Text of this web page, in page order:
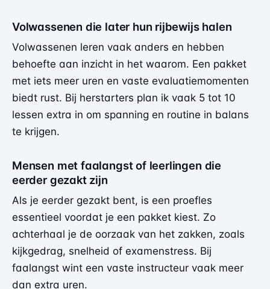
Volwassenen die later hun rijbewijs halen
Volwassenen leren vaak anders en hebben
behoefte aan inzicht in het waarom. Een pakket
met iets meer uren en vaste evaluatiemomenten
biedt rust. Bij herstarters plan ik vaak 5 tot 10
lessen extra in om spanning en routine in balans
te krijgen.
Mensen met faalangst of leerlingen die
eerder gezakt zijn
Als je eerder gezakt bent, is een proefles
essentieel voordat je een pakket kiest. Zo
achterhaal je de oorzaak van het zakken, zoals
kijkgedrag, snelheid of examenstress. Bij
faalangst wint een vaste instructeur vaak meer
dan extra uren.